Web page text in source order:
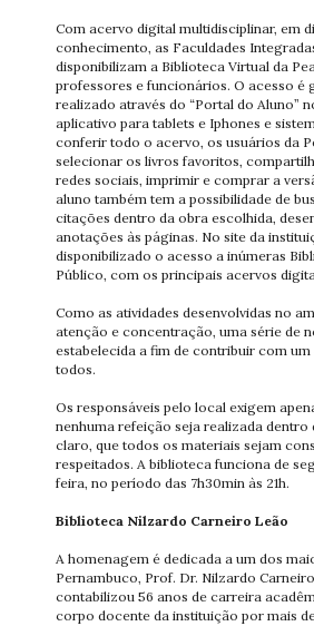
Com acervo digital multidisciplinar, em
conhecimento, as Faculdades
disponibilizam a Biblioteca Virtual da
professores e funcionários. O acesso é
realizado através do “Portal do Aluno”
aplicativo para tablets e Iphones e
conferir todo o acervo, os usuários da
selecionar os livros favoritos,
redes sociais, imprimir e comprar a
aluno também tem a possibilidade de
citações dentro da obra escolhida,
anotações às páginas. No site da
disponibilizado o acesso a inúmeras
Público, com os principais acervos
Como as atividades desenvolvidas no
atenção e concentração, uma série de
estabelecida a fim de contribuir com
todos.
Os responsáveis pelo local exigem
nenhuma refeição seja realizada dentro
claro, que todos os materiais sejam
respeitados. A biblioteca funciona de
feira, no período das 7h30min às 21h.
Biblioteca Nilzardo Carneiro Leão
A homenagem é dedicada a um dos
Pernambuco, Prof. Dr. Nilzardo
contabilizou 56 anos de carreira
corpo docente da instituição por mais de